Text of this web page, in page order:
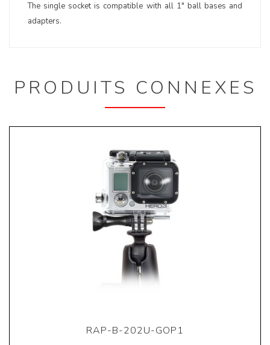
The single socket is compatible with all 1" ball bases and
adapters.
PRODUITS CONNEXES
RAP-B-202U-GOP1